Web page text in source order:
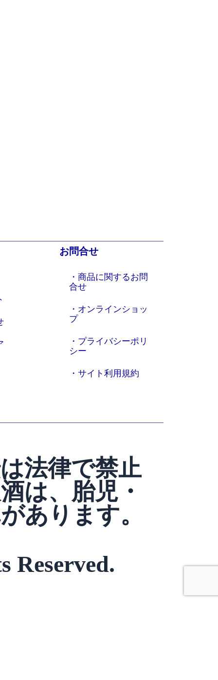
お問合せ
・商品に関するお問
合せ
・オンラインショッ
プ
・プライバシーポリ
シー
・サイト利用規約
法律で禁止
は、胎児・
あります。
Reserved.